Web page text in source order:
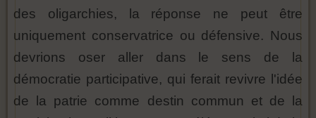
des oligarchies, la réponse ne peut être
uniquement conservatrice ou défensive. Nous
devrions oser aller dans le sens de la
démocratie participative, qui ferait revivre l'idée
de la patrie comme destin commun et de la